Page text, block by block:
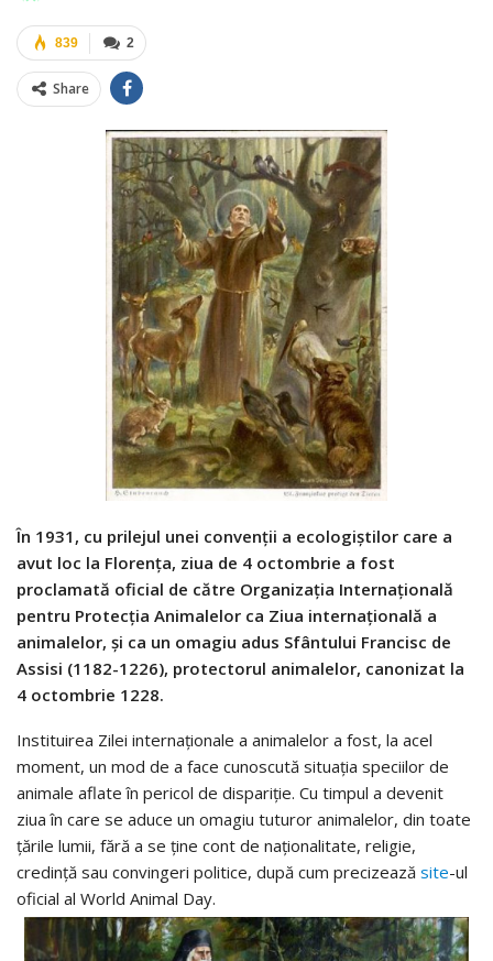
2
839
Share
În 1931, cu prilejul unei convenții a ecologiștilor care a
avut loc la Florența, ziua de 4 octombrie a fost
proclamată oficial de către Organizația Internațională
pentru Protecția Animalelor ca Ziua internațională a
animalelor, și ca un omagiu adus Sfântului Francisc de
Assisi (1182-1226), protectorul animalelor, canonizat la
4 octombrie 1228.
Instituirea Zilei internaționale a animalelor a fost, la acel
moment, un mod de a face cunoscută situația speciilor de
animale aflate în pericol de dispariție. Cu timpul a devenit
ziua în care se aduce un omagiu tuturor animalelor, din toate
țările lumii, fără a se ține cont de naționalitate, religie,
credință sau convingeri politice, după cum precizează site-ul
oficial al World Animal Day.